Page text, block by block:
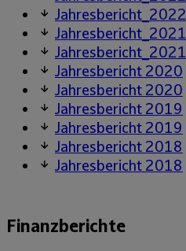
Jahresbericht_2022
Jahresbericht_2021
Jahresbericht_2021
Jahresbericht 2020
Jahresbericht 2020
Jahresbericht 2019
Jahresbericht 2019
Jahresbericht 2018
Jahresbericht 2018
Finanzberichte